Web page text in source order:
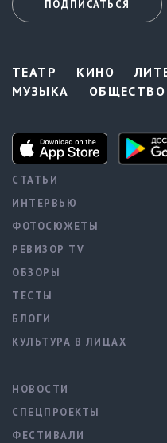
ПОДПИСАТЬСЯ
ТЕАТР КИНО
МУЗЫКА
ОБЩЕСТВО
СТАТЬИ
ИНТЕРВЬЮ
ФОТОСЮЖЕТЫ
РЕВИЗОР TV
ОБЗОРЫ
ТЕСТЫ
БЛОГИ
КУЛЬТУРА В ЛИЦАХ
НОВОСТИ
СПЕЦПРОЕКТЫ
ФЕСТИВАЛИ